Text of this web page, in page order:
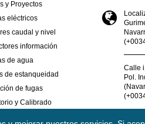
y Proyectos
eléctricos
caudal y nivel
información
de agua
de estanqueidad
de fugas
y Calibrado
Calle
Pol.